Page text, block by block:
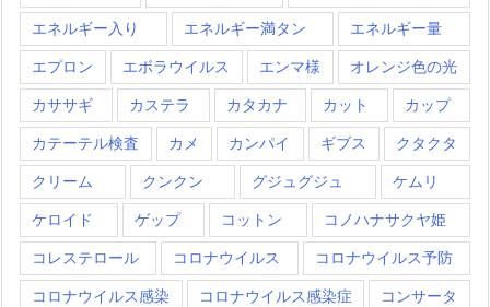
エネルギー入り エネルギー満タン エネルギー量
エプロン エボラウイルス エンマ様 オレンジ色の光
カササギ カステラ カタカナ カット カップ
カテーテル検査 カメ カンパイ ギブス クタクタ
クリーム クンクン グジュグジュ ケムリ
ケロイド ゲップ コットン コノハナサクヤ姫
コレステロール コロナウイルス コロナウイルス予防
コロナウイルス感染 コロナウイルス感染症 コンサータ